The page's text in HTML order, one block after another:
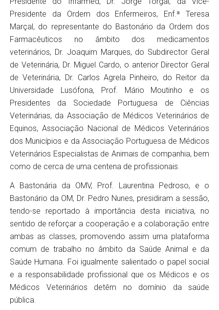
Presidente da Ordem dos Enfermeiros, Enf.ª Teresa
Marçal, do representante do Bastonário da Ordem dos
Farmacêuticos no âmbito dos medicamentos
veterinários, Dr. Joaquim Marques, do Subdirector Geral
de Veterinária, Dr. Miguel Cardo, o anterior Director Geral
de Veterinária, Dr. Carlos Agrela Pinheiro, do Reitor da
Universidade Lusófona, Prof. Mário Moutinho e os
Presidentes da Sociedade Portuguesa de Ciências
Veterinárias, da Associação de Médicos Veterinários de
Equinos, Associação Nacional de Médicos Veterinários
dos Municípios e da Associação Portuguesa de Médicos
Veterinários Especialistas de Animais de companhia, bem
como de cerca de uma centena de profissionais.
A Bastonária da OMV, Prof. Laurentina Pedroso, e o
Bastonário da OM, Dr. Pedro Nunes, presidiram a sessão,
tendo-se reportado à importância desta iniciativa, no
sentido de reforçar a cooperação e a colaboração entre
ambas as classes, promovendo assim uma plataforma
comum de trabalho no âmbito da Saúde Animal e da
Saúde Humana. Foi igualmente salientado o papel social
e a responsabilidade profissional que os Médicos e os
Médicos Veterinários detêm no domínio da saúde
pública.